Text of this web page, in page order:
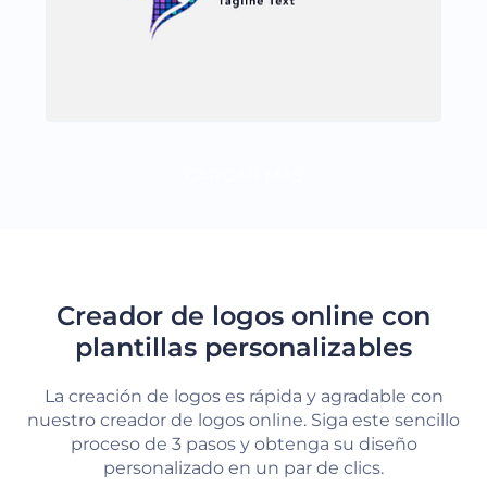
Creador de logos online con
plantillas personalizables
La creación de logos es rápida y agradable con
nuestro creador de logos online. Siga este sencillo
proceso de 3 pasos y obtenga su diseño
personalizado en un par de clics.